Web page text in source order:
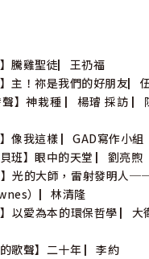
騰雞聖徒▏王礽福
主！祢是我們的好朋友▏
】神栽種 ▏楊璿 採訪 ▏
像我這樣 ▏GAD寫作小組
班】眼中的天堂 ▏劉亮煦
光的大師，雷射發明人
）▏林清隆
以愛為本的環保哲學 ▏大
歌聲】二十年 ▏李約